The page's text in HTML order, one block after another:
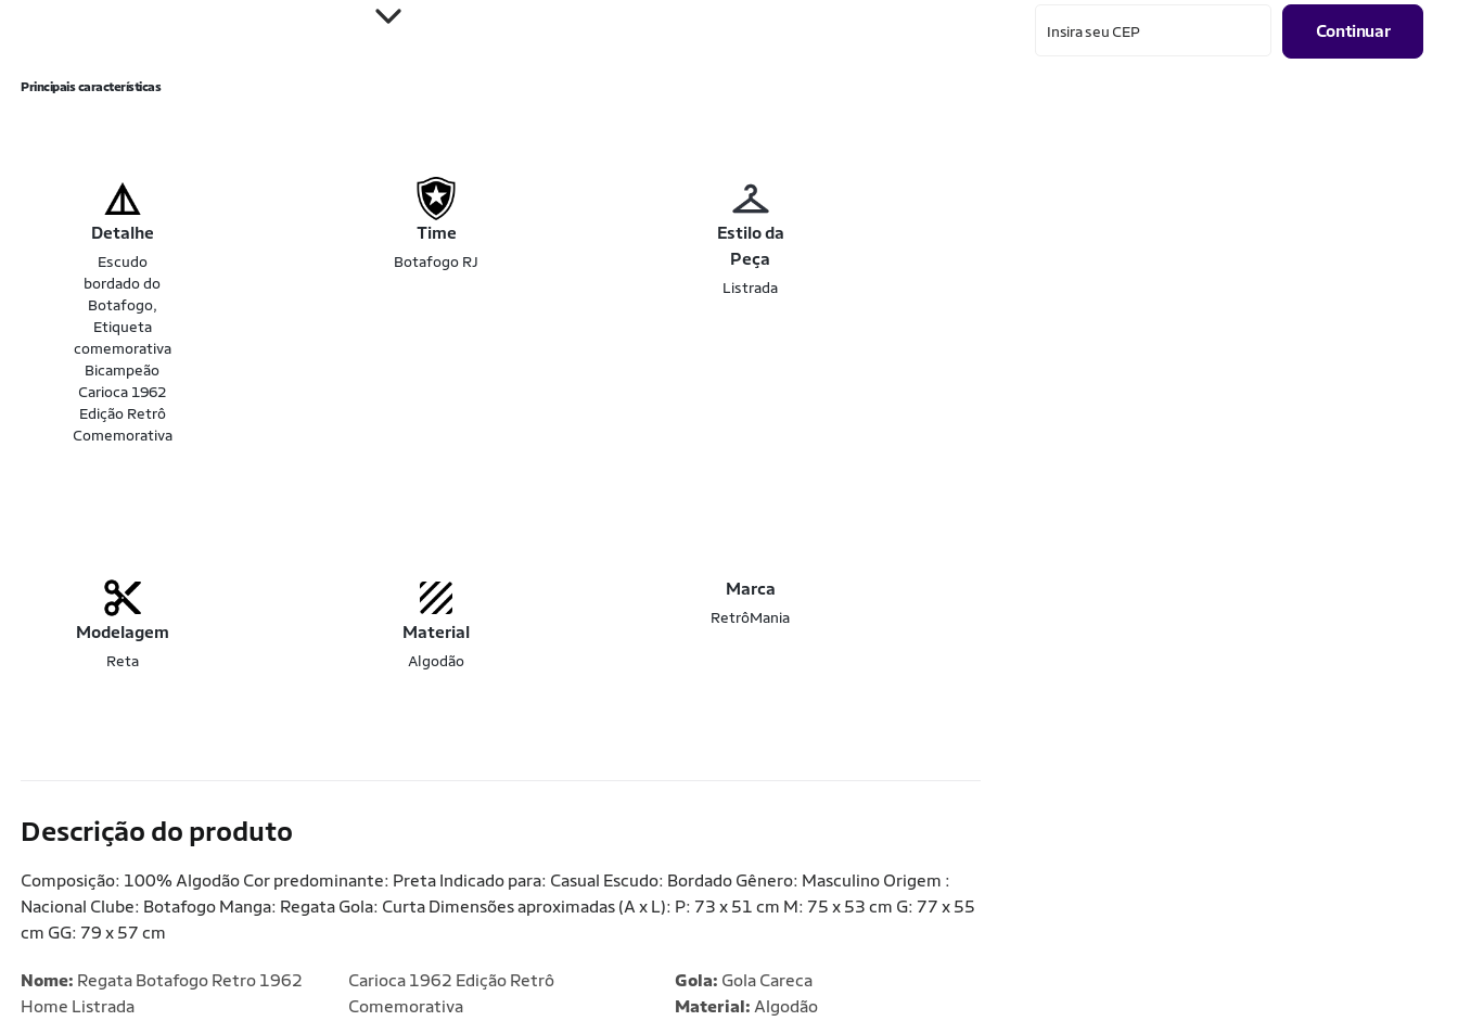
Insira seu CEP Continuar
Principais características
Detalhe
Escudo
bordado do
Botafogo,
Etiqueta
comemorativa
Bicampeão
Carioca 1962
Edição Retrô
Comemorativa
Time
Botafogo RJ
Estilo da
Peça
Listrada
Modelagem
Reta
Material
Algodão
Marca
RetrôMania
Descrição do produto
Composição: 100% Algodão Cor predominante: Preta Indicado para: Casual Escudo: Bordado Gênero: Masculino Origem :
Nacional Clube: Botafogo Manga: Regata Gola: Curta Dimensões aproximadas (A x L): P: 73 x 51 cm M: 75 x 53 cm G: 77 x 55
cm GG: 79 x 57 cm
Nome: Regata Botafogo Retro 1962
Home Listrada
Carioca 1962 Edição Retrô
Comemorativa
Gola: Gola Careca
Material: Algodão